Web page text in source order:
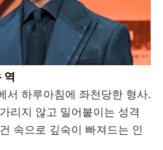
역
서 하루아침에 좌천당한 형사.
리지 않고 밀어붙이는 성격
속으로 깊숙이 빠져드는 인